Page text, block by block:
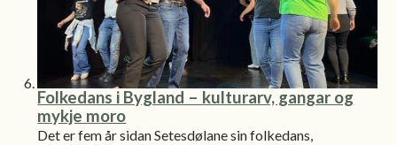
Folkedans i Bygland – kulturarv, gangar og
mykje moro
Det er fem år sidan Setesdølane sin folkedans,